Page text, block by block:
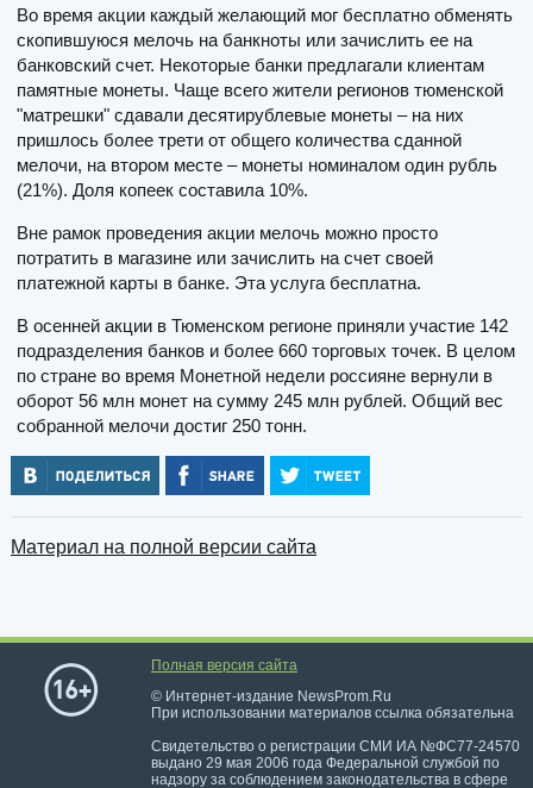
Во время акции каждый желающий мог бесплатно обменять
скопившуюся мелочь на банкноты или зачислить ее на
банковский счет. Некоторые банки предлагали клиентам
памятные монеты. Чаще всего жители регионов тюменской
"матрешки" сдавали десятирублевые монеты – на них
пришлось более трети от общего количества сданной
мелочи, на втором месте – монеты номиналом один рубль
(21%). Доля копеек составила 10%.
Вне рамок проведения акции мелочь можно просто
потратить в магазине или зачислить на счет своей
платежной карты в банке. Эта услуга бесплатна.
В осенней акции в Тюменском регионе приняли участие 142
подразделения банков и более 660 торговых точек. В целом
по стране во время Монетной недели россияне вернули в
оборот 56 млн монет на сумму 245 млн рублей. Общий вес
собранной мелочи достиг 250 тонн.
Материал на полной версии сайта
Полная версия сайта
© Интернет-издание NewsProm.Ru
При использовании материалов ссылка обязательна
Свидетельство о регистрации СМИ ИА №ФС77-24570
выдано 29 мая 2006 года Федеральной службой по
надзору за соблюдением законодательства в сфере